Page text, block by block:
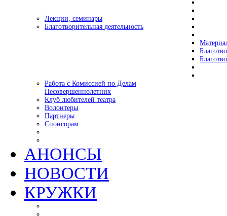
Лекции, семинары
Благотворительная деятельность
Работа с Комиссией по Делам
Несовершеннолетних
Клуб любителей театра
Волонтеры
Партнеры
Спонсорам
АНОНСЫ
НОВОСТИ
КРУЖКИ